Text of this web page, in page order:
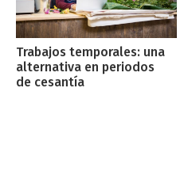
Trabajos temporales: una
alternativa en periodos
de cesantía